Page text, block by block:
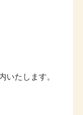
いたします。